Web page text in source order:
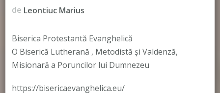
de Leontiuc Marius
Biserica Protestantă Evanghelică
O Biserică Lutherană , Metodistă și Valdenză,
Misionară a Poruncilor lui Dumnezeu
https://bisericaevanghelica.eu/